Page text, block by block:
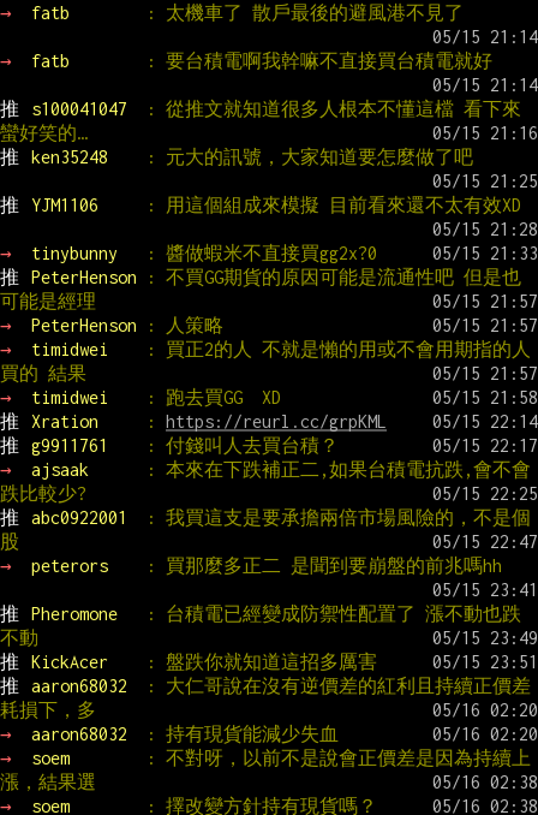
→ fatb : 太機車了 散戶最後的避風港不見了
→ fatb : 要台積電啊我幹嘛不直接買台積電就好
推 s100041047
: 從推文就知道很多人根本不懂這檔 看下來
蠻好笑的…
推
ken35248 : 元大的訊號，大家知道要怎麼做了吧
推 YJM1106 : 用這個組成來模擬 目前看來還不太有效XD
→ tinybunny
: 醬做蝦米不直接買gg2x?0
推
PeterHenson
: 不買GG期貨的原因可能是流通性吧 但是也
可能是經理
→
PeterHenson
: 人策略
→
timidwei
: 買正2的人 不就是懶的用或不會用期指的人
買的 結果
→
timidwei
: 跑去買GG  XD
推
Xration : https://reurl.cc/grpKML
推
g9911761
: 付錢叫人去買台積？
→
ajsaak
: 本來在下跌補正二,如果台積電抗跌,會不會
跌比較少?
推
abc0922001
: 我買這支是要承擔兩倍市場風險的，不是個
股
→
peterors : 買那麼多正二 是聞到要崩盤的前兆嗎hh
推 Pheromone
: 台積電已經變成防禦性配置了 漲不動也跌
不動
推
KickAcer
: 盤跌你就知道這招多厲害
推
aaron68032
: 大仁哥說在沒有逆價差的紅利且持續正價差
耗損下，多
→
aaron68032
: 持有現貨能減少失血
→
soem
: 不對呀，以前不是說會正價差是因為持續上
漲，結果選
→
soem : 擇改變方針持有現貨嗎？